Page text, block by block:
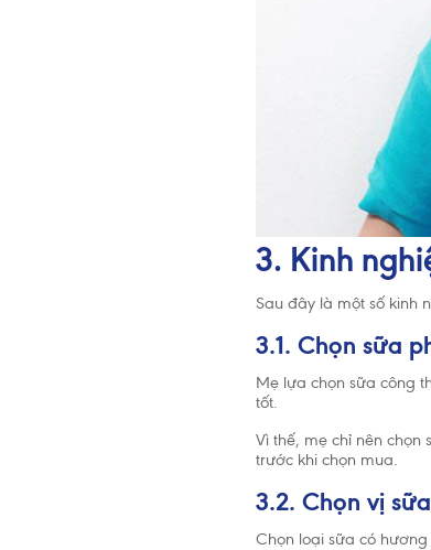
3. Kinh
Sau đây là một số kinh
3.1. Chọn sữa
Mẹ lựa chọn sữa công
tốt.
Vì thế, mẹ chỉ nên
trước khi chọn mua.
3.2. Chọn vị
Chọn loại sữa có